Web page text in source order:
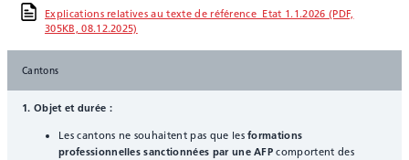
Explications relatives au texte de référence_Etat 1.1.2026 (PDF,
305KB, 08.12.2025)
Cantons
formation professionnelle (CSFP)
1. Objet et durée :
Les cantons ne souhaitent pas que lesformations
professionnelles sanctionnées par une AFP comportent des